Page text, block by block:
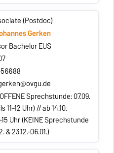
(Postdoc)
Gerken
Bachelor EUS
56688
Sprechstunde: 07.09.
11-12 Uhr) // ab 14.10.
Uhr (KEINE Sprechstunde
& 23.12.-06.01.)